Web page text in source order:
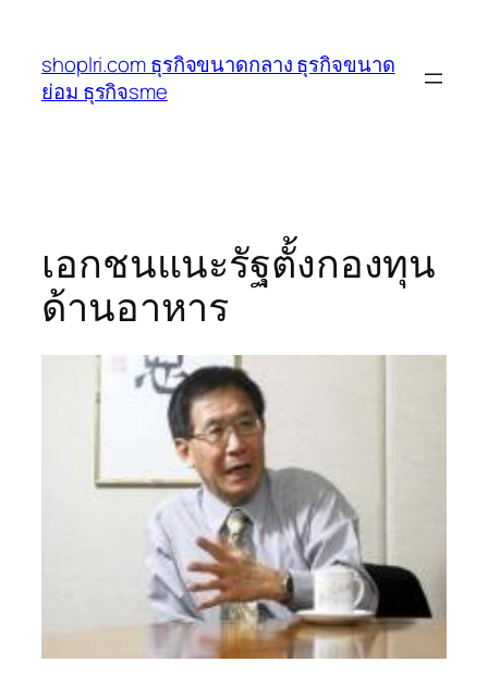
เนื้อหา
shoplri.com ธุรกิจขนาดกลาง ธุรกิจขนาด
ย่อม ธุรกิจsme
เอกชนแนะรัฐตั้งกองทุน
ด้านอาหาร